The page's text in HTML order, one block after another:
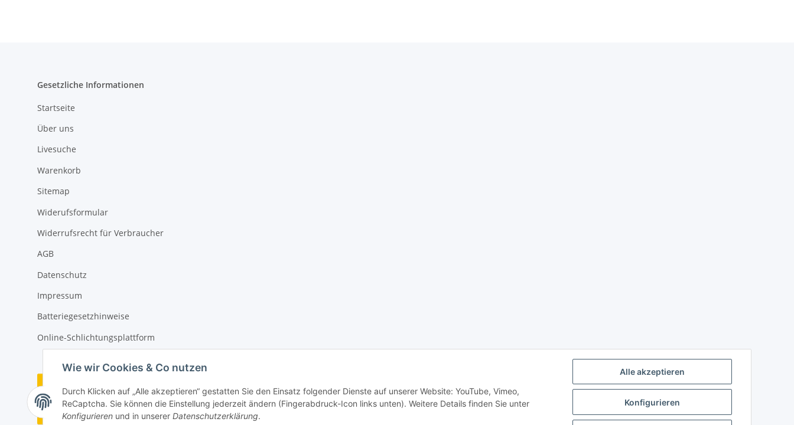
Alle akzeptieren
Konfigurieren
Wie wir Cookies & Co nutzen
Durch Klicken auf „Alle akzeptieren“ gestatten Sie den Einsatz folgender Dienste auf unserer Website: YouTube, Vimeo,
ReCaptcha. Sie können die Einstellung jederzeit ändern (Fingerabdruck-Icon links unten). Weitere Details finden Sie unter
Konfigurieren und in unserer Datenschutzerklärung.
Gesetzliche Informationen
Startseite
Über uns
Livesuche
Warenkorb
Sitemap
Widerufsformular
Widerrufsrecht für Verbraucher
AGB
Datenschutz
Impressum
Batteriegesetzhinweise
Online-Schlichtungsplattform
Vertrag widerrufen
Widerrufsbutton